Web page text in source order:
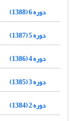
دوره 6 (1388)
دوره 5 (1387)
دوره 4 (1386)
دوره 3 (1385)
دوره 2 (1384)